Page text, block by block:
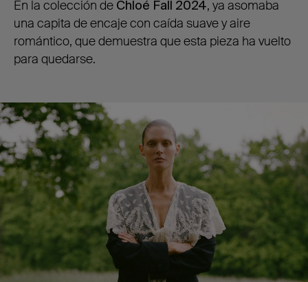
En la colección de Chloé Fall 2024, ya asomaba
una capita de encaje con caída suave y aire
romántico, que demuestra que esta pieza ha vuelto
para quedarse.